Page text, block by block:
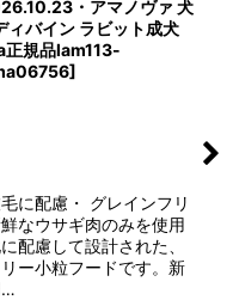
・アマノヴァ 犬
ィバイン ラビット成犬
規品lam113-
]
に配慮・ グレインフリ
なウサギ肉のみを使用
配慮して設計された、
ー小粒フードです。新
…